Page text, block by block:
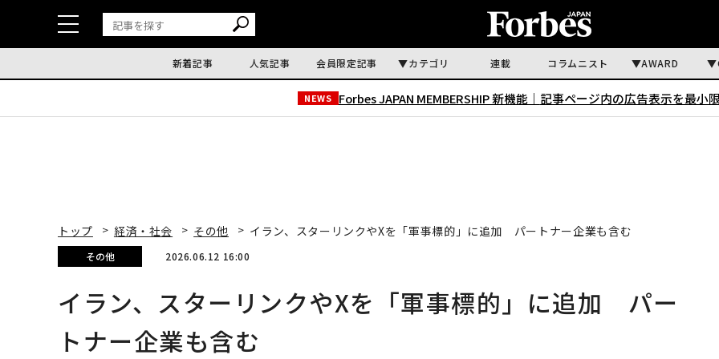
新着記事 人気記事 会員限定記事 カテゴリ 連載 コラムニスト AWARD
NEWS Forbes JAPAN MEMBERSHIP 新機能｜ 記事ページ内の広告表示を最小
トップ 経済・社会 その他 イラン、スターリンクやXを「軍事標的」に追加 パートナー企業も含む
その他 2026.06.12 16:00
イラン、スターリンクやXを「軍事標的」に追加 パー
トナー企業も含む